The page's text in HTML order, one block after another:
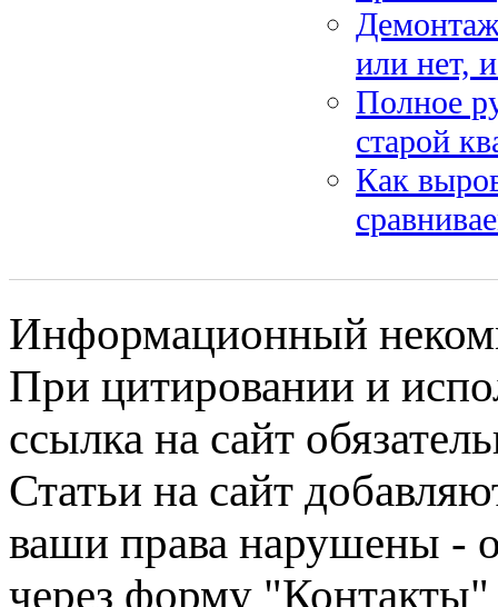
или нет,
Полное
старой
Как
Информационный
При цитировании и
ссылка на сайт
Статьи на сайт
ваши права нарушены -
через форму "Контакты"